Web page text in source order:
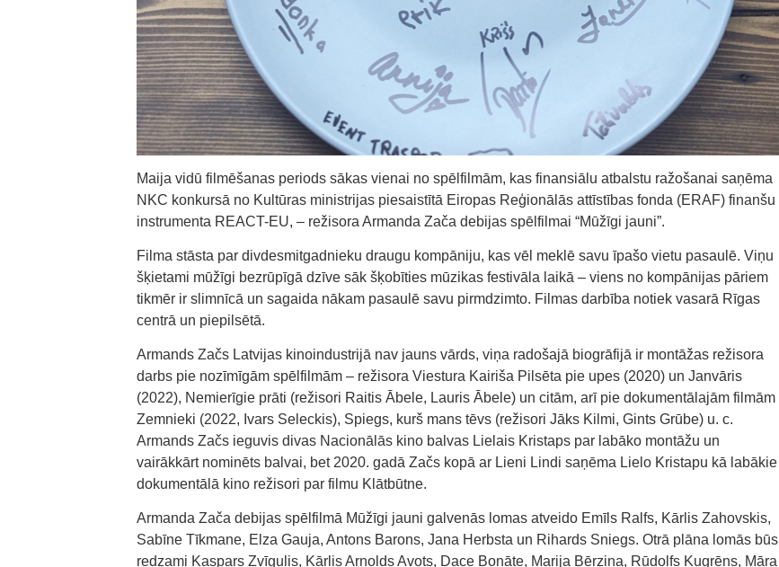
Maija vidū filmēšanas periods sākas vienai no spēlfilmām, kas finansiālu atbalstu ražošanai saņēma
NKC konkursā no Kultūras ministrijas piesaistītā Eiropas Reģionālās attīstības fonda (ERAF) finanšu
instrumenta REACT-EU, – režisora Armanda Zača debijas spēlfilmai “Mūžīgi jauni”.
Filma stāsta par divdesmitgadnieku draugu kompāniju, kas vēl meklē savu īpašo vietu pasaulē. Viņu
šķietami mūžīgi bezrūpīgā dzīve sāk šķobīties mūzikas festivāla laikā – viens no kompānijas pāriem
tikmēr ir slimnīcā un sagaida nākam pasaulē savu pirmdzimto. Filmas darbība notiek vasarā Rīgas
centrā un piepilsētā.
Armands Začs Latvijas kinoindustrijā nav jauns vārds, viņa radošajā biogrāfijā ir montāžas režisora
darbs pie nozīmīgām spēlfilmām – režisora Viestura Kairiša Pilsēta pie upes (2020) un Janvāris
(2022), Nemierīgie prāti (režisori Raitis Ābele, Lauris Ābele) un citām, arī pie dokumentālajām filmām
Zemnieki (2022, Ivars Seleckis), Spiegs, kurš mans tēvs (režisori Jāks Kilmi, Gints Grūbe) u. c.
Armands Začs ieguvis divas Nacionālās kino balvas Lielais Kristaps par labāko montāžu un
vairākkārt nominēts balvai, bet 2020. gadā Začs kopā ar Lieni Lindi saņēma Lielo Kristapu kā labākie
dokumentālā kino režisori par filmu Klātbūtne.
Armanda Zača debijas spēlfilmā Mūžīgi jauni galvenās lomas atveido Emīls Ralfs, Kārlis Zahovskis,
Sabīne Tīkmane, Elza Gauja, Antons Barons, Jana Herbsta un Rihards Sniegs. Otrā plāna lomās būs
redzami Kaspars Zvīgulis, Kārlis Arnolds Avots, Dace Bonāte, Marija Bērziņa, Rūdolfs Kugrēns, Māra